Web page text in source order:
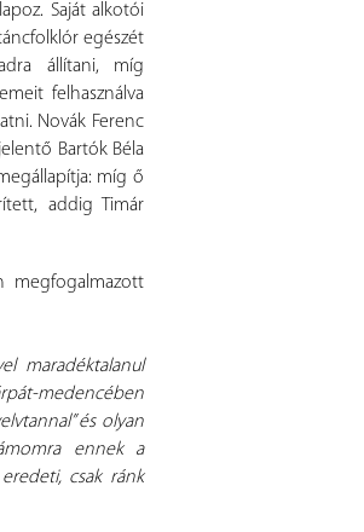
Saját alkotói
egészét
állítani, míg
felhasználva
Novák Ferenc
Bartók Béla
míg ő
addig Timár
megfogalmazott
maradéktalanul
medencében
és olyan
ennek a
csak ránk